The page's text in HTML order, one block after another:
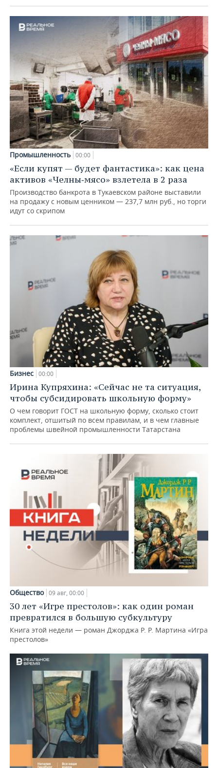
Промышленность 00:00
«Если купят — будет фантастика»: как цена
активов «Челны‑мясо» взлетела в 2 раза
Производство банкрота в Тукаевском районе выставили
на продажу с новым ценником — 237,7 млн руб., но торги
идут со скрипом
Бизнес 00:00
Ирина Купряхина: «Сейчас не та ситуация,
чтобы субсидировать школьную форму»
О чем говорит ГОСТ на школьную форму, сколько стоит
комплект, отшитый по всем правилам, и в чем главные
проблемы швейной промышленности Татарстана
Общество 09 авг, 00:00
30 лет «Игре престолов»: как один роман
превратился в большую субкультуру
Книга этой недели — роман Джорджа Р. Р. Мартина «Игра
престолов»